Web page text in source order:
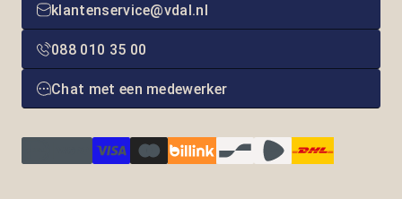
klantenservice@vdal.nl
088 010 35 00
Chat met een medewerker